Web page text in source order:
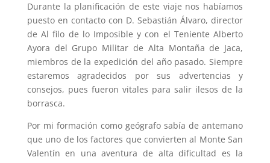
Durante la planificación de este viaje nos habíamos
puesto en contacto con D. Sebastián Álvaro, director
de Al filo de lo Imposible y con el Teniente Alberto
Ayora del Grupo Militar de Alta Montaña de Jaca,
miembros de la expedición del año pasado. Siempre
estaremos agradecidos por sus advertencias y
consejos, pues fueron vitales para salir ilesos de la
borrasca.
Por mi formación como geógrafo sabía de antemano
que uno de los factores que convierten al Monte San
Valentín en una aventura de alta dificultad es la